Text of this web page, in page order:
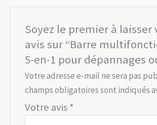
Soyez le premier à laisser
avis sur “Barre
5-en-1 pour dépannages
Votre adresse e-mail ne sera pas
champs obligatoires sont indiqués
Votre avis*